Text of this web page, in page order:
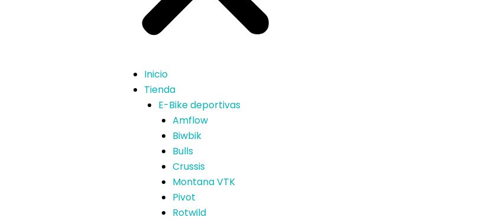
Inicio
Tienda
E-Bike deportivas
Amflow
Biwbik
Bulls
Crussis
Montana VTK
Pivot
Rotwild